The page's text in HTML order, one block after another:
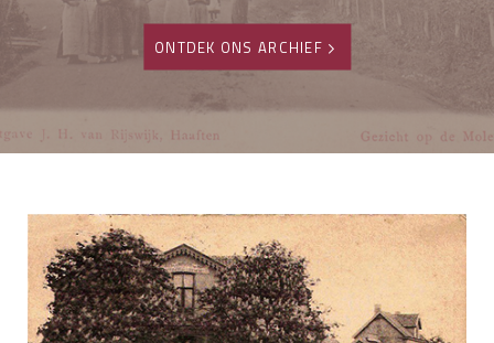
ONTDEK ONS ARCHIEF